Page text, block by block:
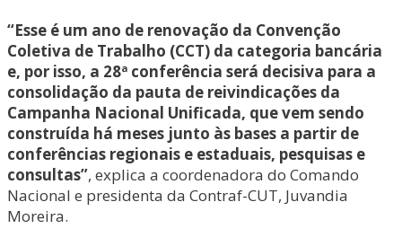
“Esse é um ano de renovação da Convenção
Coletiva de Trabalho (CCT) da categoria bancária
e, por isso, a 28ª conferência será decisiva para a
consolidação da pauta de reivindicações da
Campanha Nacional Unificada, que vem sendo
construída há meses junto às bases a partir de
conferências regionais e estaduais, pesquisas e
consultas”, explica a coordenadora do Comando
Nacional e presidenta da Contraf-CUT, Juvandia
Moreira.